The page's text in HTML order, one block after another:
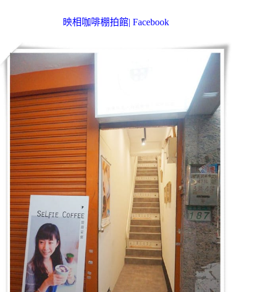
映相咖啡棚拍館| Facebook